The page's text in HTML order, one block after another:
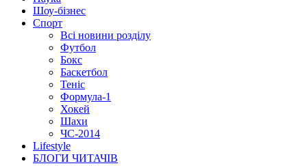
Шоу-бізнес
Спорт
Всі новини розділу
Футбол
Бокс
Баскетбол
Теніс
Формула-1
Хокей
Шахи
ЧС-2014
Lifestyle
БЛОГИ ЧИТАЧІВ